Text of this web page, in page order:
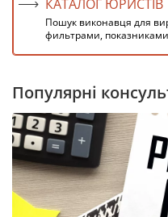
КАТАЛОГ ЮРИСТІВ
Пошук виконавця для
фильтрами,
Популярні